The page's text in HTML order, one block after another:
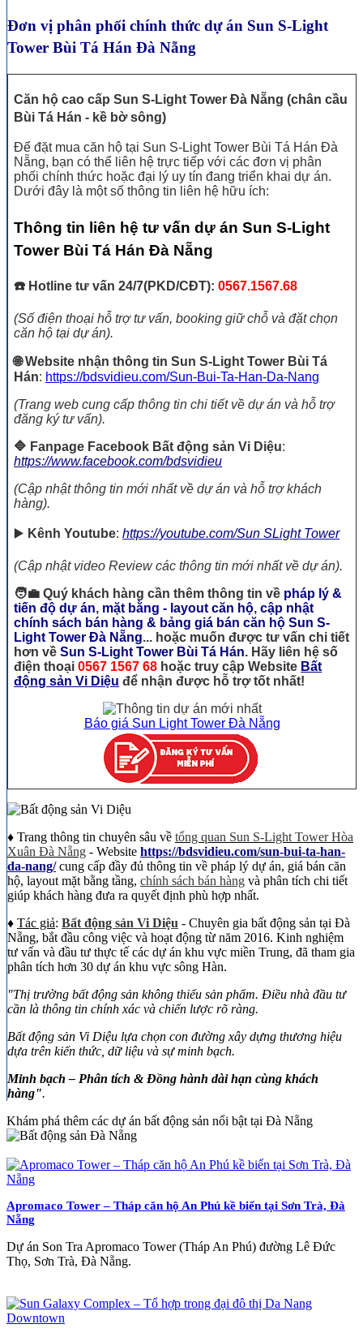
Đơn vị phân phối chính thức dự án Sun S-Light
Tower Bùi Tá Hán Đà Nẵng
Căn hộ cao cấp Sun S-Light Tower Đà Nẵng (chân cầu
Bùi Tá Hán - kề bờ sông)
Để đặt mua căn hộ tại Sun S-Light Tower Bùi Tá Hán Đà
Nẵng, bạn có thể liên hệ trực tiếp với các đơn vị phân
phối chính thức hoặc đại lý uy tín đang triển khai dự án.
Dưới đây là một số thông tin liên hệ hữu ích:​
Thông tin liên hệ tư vấn dự án Sun S-Light
Tower Bùi Tá Hán Đà Nẵng
☎️ Hotline tư vấn 24/7(PKD/CĐT):0567.1567.68
(Số điện thoại hỗ trợ tư vấn, booking giữ chỗ và đặt chọn
căn hộ tại dự án).
🌐 Website nhận thông tin Sun S-Light Tower Bùi Tá
Hán: https://bdsvidieu.com/Sun-Bui-Ta-Han-Da-Nang
(Trang web cung cấp thông tin chi tiết về dự án và hỗ trợ
đăng ký tư vấn).​
🔷 Fanpage Facebook Bất động sản Vi Diệu:
https://www.facebook.com/bdsvidieu
(Cập nhật thông tin mới nhất về dự án và hỗ trợ khách
hàng).​
▶️ Kênh Youtube:https://youtube.com/Sun SLight Tower
(Cập nhật video Review các thông tin mới nhất về dự án).​
🧑‍💼 Quý khách hàng cần thêm thông tin về pháp lý &
tiến độ dự án, mặt bằng - layout căn hộ,cập nhật
chính sách bán hàng & bảng giá bán căn hộ Sun S-
Light Tower Đà Nẵng... hoặc muốn được tư vấn chi tiết
hơn vềSun S-Light Tower Bùi Tá Hán. Hãy liên hệ số
điện thoại0567 1567 68 hoặc truy cập Website Bất
động sản Vi Diệu để nhận được hỗ trợ tốt nhất!
Báo giá Sun Light Tower Đà Nẵng
♦ Trang thông tin chuyên sâu về tổng quan Sun S-Light Tower Hòa
Xuân Đà Nẵng - Website https://bdsvidieu.com/sun-bui-ta-han-
da-nang/cung cấp đầy đủ thông tin về pháp lý dự án, giá bán căn
hộ, layout mặt bằng tầng, chính sách bán hàng và phân tích chi tiết
giúp khách hàng đưa ra quyết định phù hợp nhất.
♦ Tác giả: Bất động sản Vi Diệu - Chuyên gia bất động sản tại Đà
Nẵng, bắt đầu công việc và hoạt động từ năm 2016. Kinh nghiệm
tư vấn và đầu tư thực tế các dự án khu vực miền Trung, đã tham gia
phân tích hơn 30 dự án khu vực sông Hàn.
"Thị trường bất động sản không thiếu sản phẩm. Điều nhà đầu tư
cần là thông tin chính xác và chiến lược rõ ràng.
Bất động sản Vi Diệu lựa chọn con đường xây dựng thương hiệu
dựa trên kiến thức, dữ liệu và sự minh bạch.
Minh bạch – Phân tích & Đồng hành dài hạn cùng khách
hàng".
Khám phá thêm các dự án bất động sản nổi bật tại Đà Nẵng
Apromaco Tower – Tháp căn hộ An Phú kề biển tại Sơn Trà, Đà
Nẵng
Dự án Son Tra Apromaco Tower (Tháp An Phú) đường Lê Đức
Thọ, Sơn Trà, Đà Nẵng.